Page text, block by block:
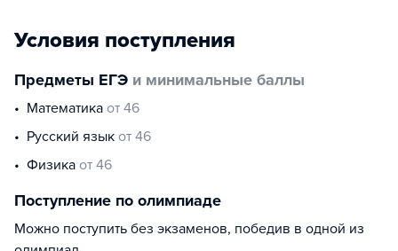
Условия поступления
Предметы ЕГЭ и минимальные баллы
математика от 46
русский язык от 46
физика от 46
Поступление по олимпиаде
Можно поступить без экзаменов, победив в одной из